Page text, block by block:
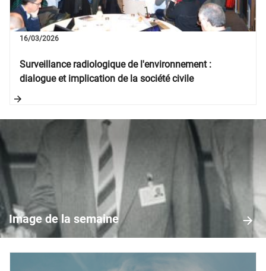
Image de la semaine
Image
de
semaine
Surveillance radiologique de l'environnement :
dialogue et implication de la société civile
16/03/2026